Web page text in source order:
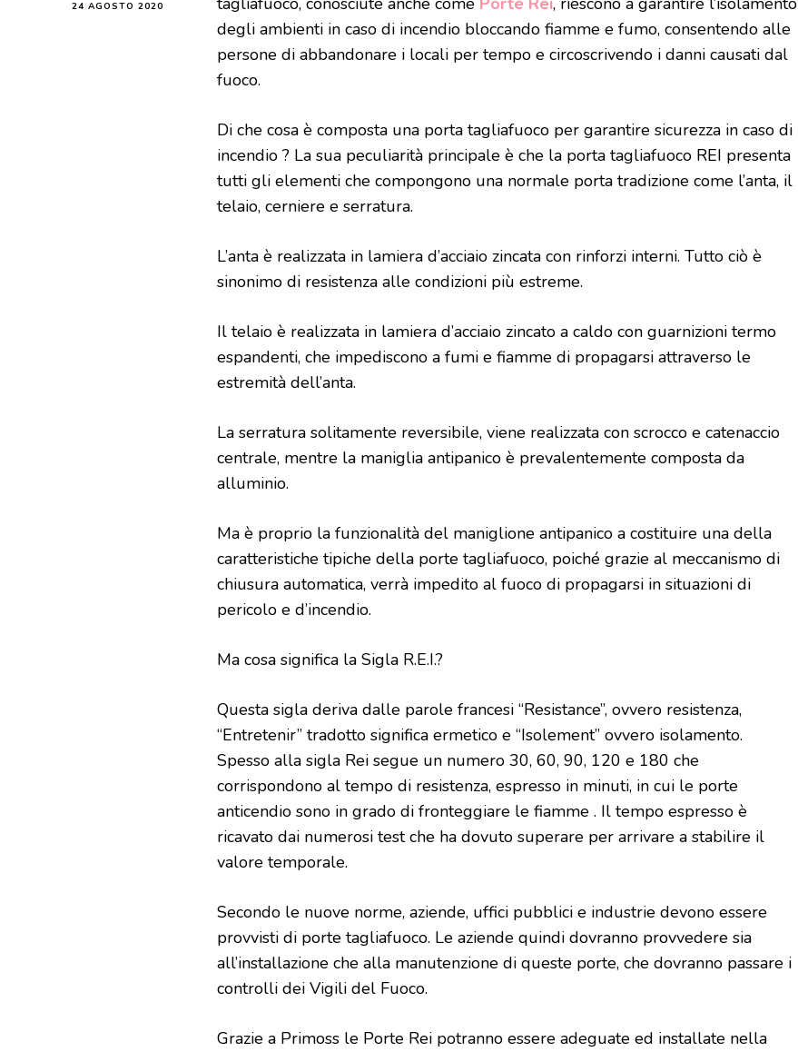
24 AGOSTO 2020
degli ambienti in caso di incendio bloccando fiamme e fumo, consentendo alle
persone di abbandonare i locali per tempo e circoscrivendo i danni causati dal
fuoco.
Di che cosa è composta una porta tagliafuoco per garantire sicurezza in caso di
incendio ? La sua peculiarità principale è che la porta tagliafuoco REI presenta
tutti gli elementi che compongono una normale porta tradizione come l’anta, il
telaio, cerniere e serratura.
L’anta è realizzata in lamiera d’acciaio zincata con rinforzi interni. Tutto ciò è
sinonimo di resistenza alle condizioni più estreme.
Il telaio è realizzata in lamiera d’acciaio zincato a caldo con guarnizioni termo
espandenti, che impediscono a fumi e fiamme di propagarsi attraverso le
estremità dell’anta.
La serratura solitamente reversibile, viene realizzata con scrocco e catenaccio
centrale, mentre la maniglia antipanico è prevalentemente composta da
alluminio.
Ma è proprio la funzionalità del maniglione antipanico a costituire una della
caratteristiche tipiche della porte tagliafuoco, poiché grazie al meccanismo di
chiusura automatica, verrà impedito al fuoco di propagarsi in situazioni di
pericolo e d’incendio.
Ma cosa significa la Sigla R.E.I.?
Questa sigla deriva dalle parole francesi “Resistance”, ovvero resistenza,
“Entretenir” tradotto significa ermetico e “Isolement” ovvero isolamento.
Spesso alla sigla Rei segue un numero 30, 60, 90, 120 e 180 che
corrispondono al tempo di resistenza, espresso in minuti, in cui le porte
anticendio sono in grado di fronteggiare le fiamme . Il tempo espresso è
ricavato dai numerosi test che ha dovuto superare per arrivare a stabilire il
valore temporale.
Secondo le nuove norme, aziende, uffici pubblici e industrie devono essere
provvisti di porte tagliafuoco. Le aziende quindi dovranno provvedere sia
all’installazione che alla manutenzione di queste porte, che dovranno passare i
controlli dei Vigili del Fuoco.
Grazie a Primoss le Porte Rei potranno essere adeguate ed installate nella